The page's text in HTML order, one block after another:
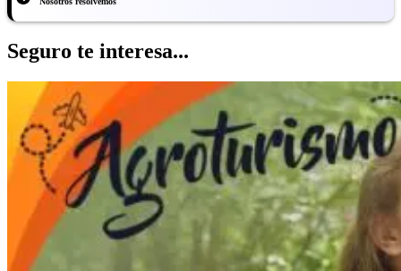
Seguro te interesa...